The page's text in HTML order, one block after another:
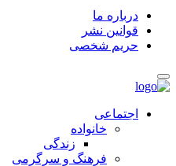
درباره ما
قوانین نشر
حریم شخصی
اجتماعی
خانواده
زندگی
فرهنگ و سرگرمی